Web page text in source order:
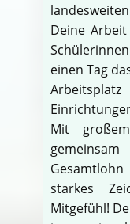
Deine
einen Tag
Mit
starkes
Mitgefühl!